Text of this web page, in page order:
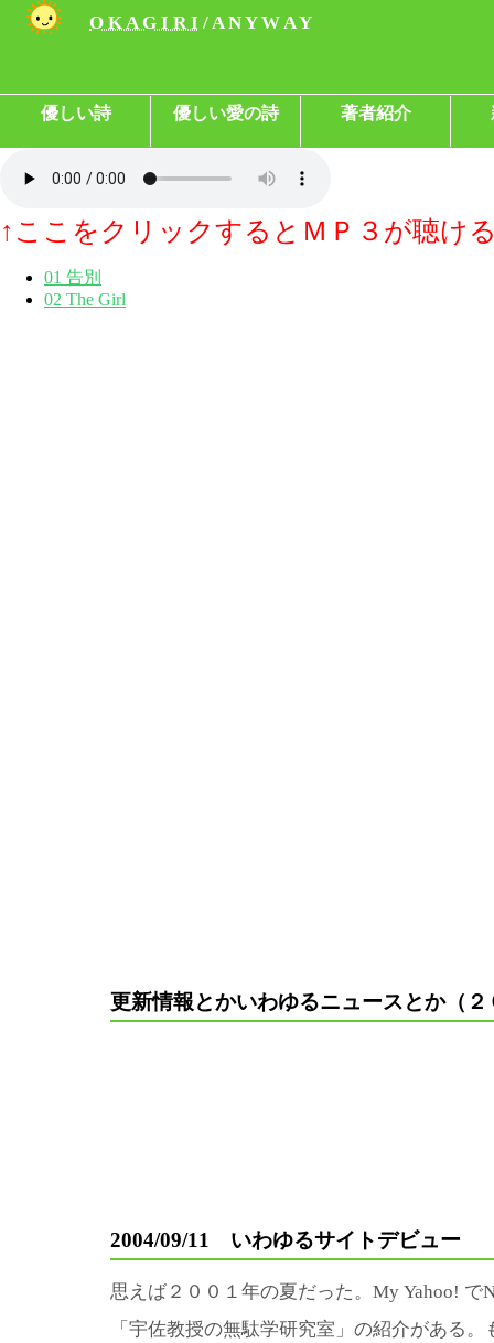
O K A G I R I / A N Y W A Y
優しい詩 優しい愛の詩 著者紹介
↑ここをクリックするとＭＰ３が聴け
01 告別
02 The Girl
更新情報とかいわゆるニュースとか（
2004/09/11 いわゆるサイトデビュー
思えば２００１年の夏だった。My Yahoo! で
「宇佐教授の無駄学研究室」の紹介がある